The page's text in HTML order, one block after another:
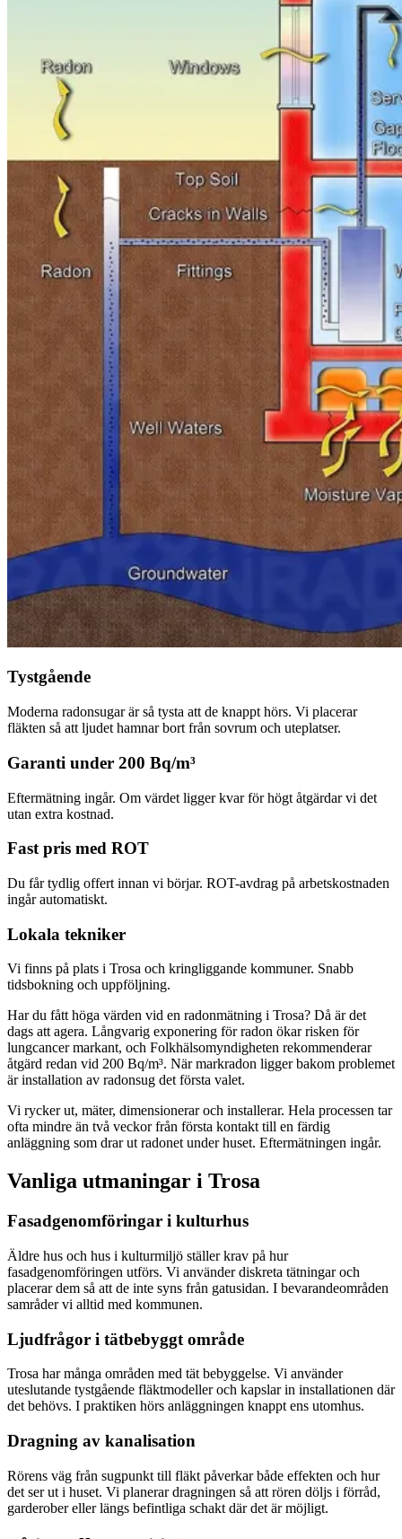
Tystgående
Moderna radonsugar är så tysta att de knappt hörs. Vi placerar
fläkten så att ljudet hamnar bort från sovrum och uteplatser.
Garanti under 200 Bq/m³
Eftermätning ingår. Om värdet ligger kvar för högt åtgärdar vi det
utan extra kostnad.
Fast pris med ROT
Du får tydlig offert innan vi börjar. ROT-avdrag på arbetskostnaden
ingår automatiskt.
Lokala tekniker
Vi finns på plats i Trosa och kringliggande kommuner. Snabb
tidsbokning och uppföljning.
Har du fått höga värden vid en radonmätning i Trosa? Då är det
dags att agera. Långvarig exponering för radon ökar risken för
lungcancer markant, och Folkhälsomyndigheten rekommenderar
åtgärd redan vid 200 Bq/m³. När markradon ligger bakom problemet
är installation av radonsug det första valet.
Vi rycker ut, mäter, dimensionerar och installerar. Hela processen tar
ofta mindre än två veckor från första kontakt till en färdig
anläggning som drar ut radonet under huset. Eftermätningen ingår.
Vanliga utmaningar i Trosa
Fasadgenomföringar i kulturhus
Äldre hus och hus i kulturmiljö ställer krav på hur
fasadgenomföringen utförs. Vi använder diskreta tätningar och
placerar dem så att de inte syns från gatusidan. I bevarandeområden
samråder vi alltid med kommunen.
Ljudfrågor i tätbebyggt område
Trosa har många områden med tät bebyggelse. Vi använder
uteslutande tystgående fläktmodeller och kapslar in installationen där
det behövs. I praktiken hörs anläggningen knappt ens utomhus.
Dragning av kanalisation
Rörens väg från sugpunkt till fläkt påverkar både effekten och hur
det ser ut i huset. Vi planerar dragningen så att rören döljs i förråd,
garderober eller längs befintliga schakt där det är möjligt.